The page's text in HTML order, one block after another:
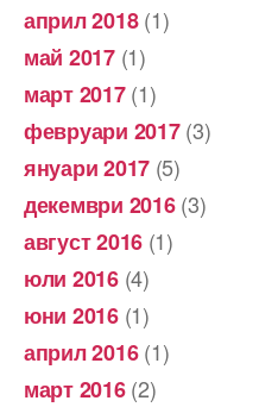
април 2018(1)
май 2017(1)
март 2017(1)
февруари 2017(3)
януари 2017 (5)
декември 2016(3)
август 2016 (1)
юли 2016(4)
юни 2016(1)
април 2016(1)
март 2016(2)